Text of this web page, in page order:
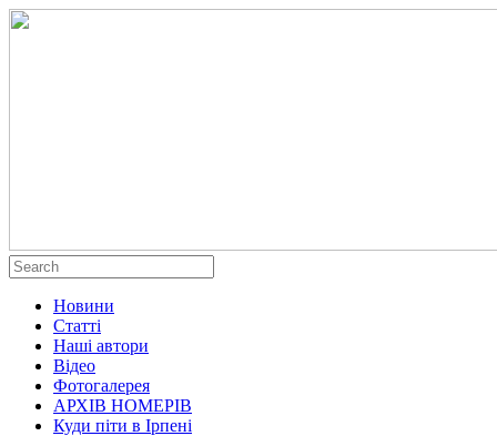
Новини
Статті
Наші автори
Відео
Фотогалерея
АРХІВ НОМЕРІВ
Куди піти в Ірпені